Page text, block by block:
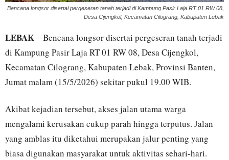
Bencana longsor disertai pergeseran tanah terjadi di Kampung Pasir Laja RT 01 RW 08,
Desa Cijengkol, Kecamatan Cilograng, Kabupaten Lebak
LEBAK– Bencana longsor disertai pergeseran tanah terjadi
di Kampung Pasir Laja RT 01 RW 08, Desa Cijengkol,
Kecamatan Cilograng, Kabupaten Lebak, Provinsi Banten,
Jumat malam (15/5/2026) sekitar pukul 19.00 WIB.
Akibat kejadian tersebut, akses jalan utama warga
mengalami kerusakan cukup parah hingga terputus. Jalan
yang amblas itu diketahui merupakan jalur penting yang
biasa digunakan masyarakat untuk aktivitas sehari-hari.